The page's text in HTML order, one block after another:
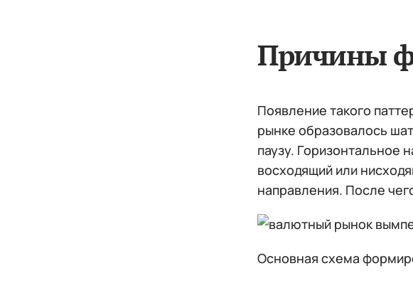
Причины
Появление такого
рынке образовалось
паузу. Горизонтальное
восходящий или
направления. После
Основная схема